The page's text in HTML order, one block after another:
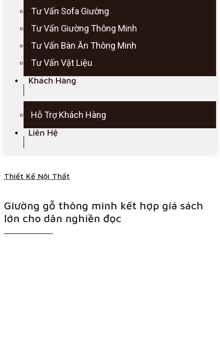
Tư Vấn Sofa Giường
Tư Vấn Giường Thông Minh
Tư Vấn Bàn Ăn Thông Minh
Tư Vấn Vật Liệu
Khách Hàng
Hỗ Trợ Khách Hàng
Liên Hệ
Thiết Kế Nội Thất
Giường gỗ thông minh kết hợp giá sách
lớn cho dân nghiền đọc